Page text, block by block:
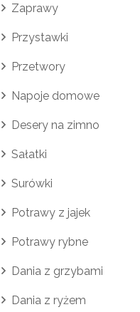
Zaprawy
Przystawki
Przetwory
Napoje domowe
Desery na zimno
Sałatki
Surówki
Potrawy z jajek
Potrawy rybne
Dania z grzybami
Dania z ryżem